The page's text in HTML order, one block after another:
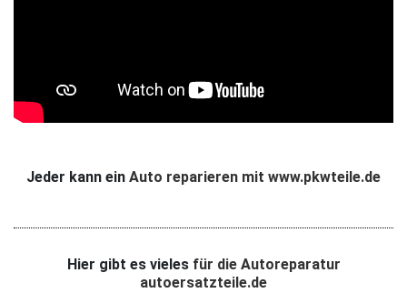
Jeder kann ein Auto reparieren mit www.pkwteile.de
Hier gibt es vieles für die Autoreparatur
autoersatzteile.de